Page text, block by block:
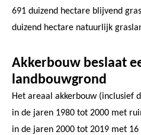
691 duizend hectare blijvend
duizend hectare natuurlijk
Akkerbouw beslaat
landbouwgrond
Het areaal akkerbouw (inclusief
in de jaren 1980 tot 2000 met
in de jaren 2000 tot 2019 met